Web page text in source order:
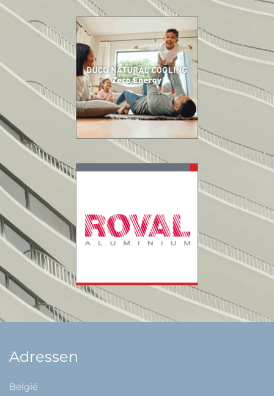
Adressen
België